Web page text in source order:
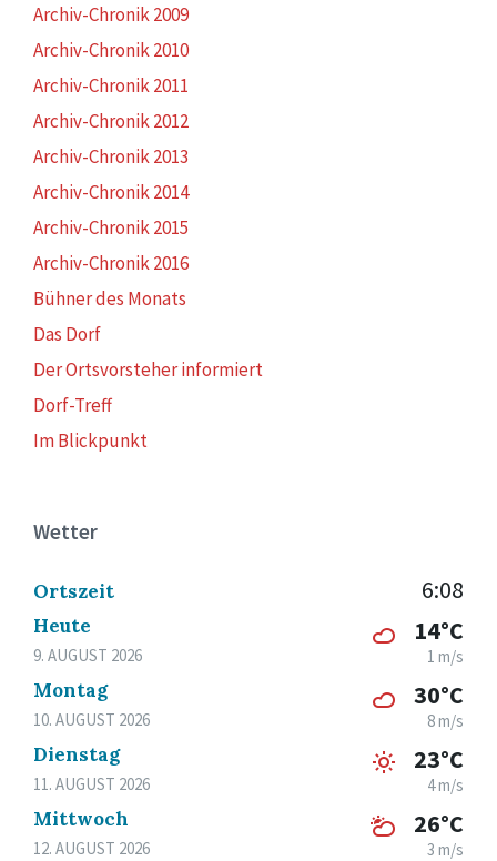
Archiv-Chronik 2009
Archiv-Chronik 2010
Archiv-Chronik 2011
Archiv-Chronik 2012
Archiv-Chronik 2013
Archiv-Chronik 2014
Archiv-Chronik 2015
Archiv-Chronik 2016
Bühner des Monats
Das Dorf
Der Ortsvorsteher informiert
Dorf-Treff
Im Blickpunkt
Wetter
Ortszeit 6:08
Heute
9. AUGUST 2026
14°C
1 m/s
Montag
10. AUGUST 2026
30°C
8 m/s
Dienstag
11. AUGUST 2026
23°C
4 m/s
Mittwoch
12. AUGUST 2026
26°C
3 m/s